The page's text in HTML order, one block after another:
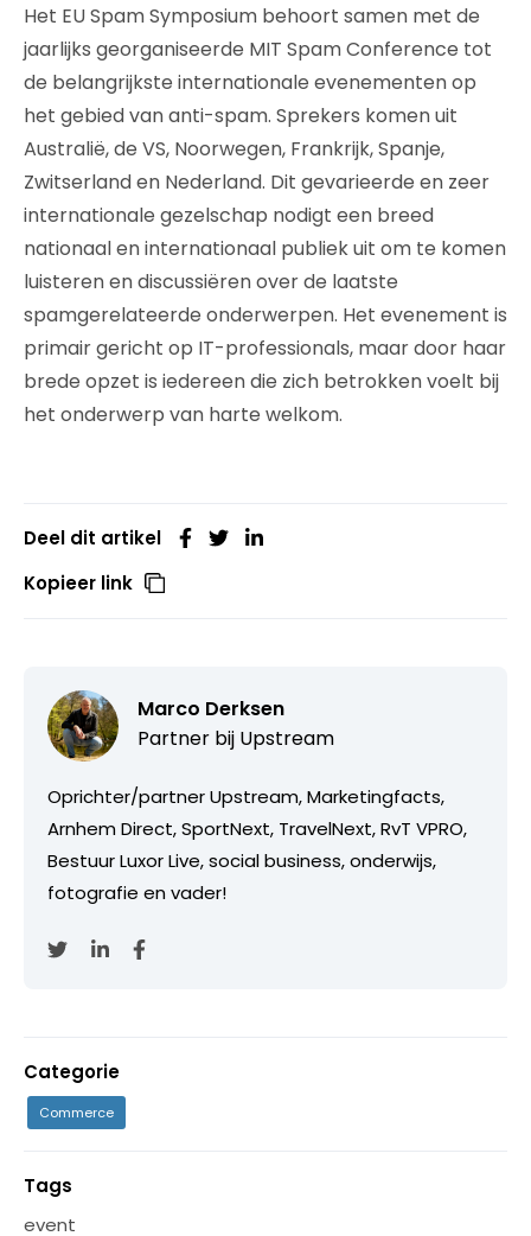
Het EU Spam Symposium behoort samen met de
jaarlijks georganiseerde MIT Spam Conference tot
de belangrijkste internationale evenementen op
het gebied van anti-spam. Sprekers komen uit
Australië, de VS, Noorwegen, Frankrijk, Spanje,
Zwitserland en Nederland. Dit gevarieerde en zeer
internationale gezelschap nodigt een breed
nationaal en internationaal publiek uit om te komen
luisteren en discussiëren over de laatste
spamgerelateerde onderwerpen. Het evenement is
primair gericht op IT-professionals, maar door haar
brede opzet is iedereen die zich betrokken voelt bij
het onderwerp van harte welkom.
Deel dit artikel
Kopieer link
Marco Derksen
Partner bij Upstream
Oprichter/partner Upstream, Marketingfacts,
Arnhem Direct, SportNext, TravelNext, RvT VPRO,
Bestuur Luxor Live, social business, onderwijs,
fotografie en vader!
Categorie
Commerce
Tags
event